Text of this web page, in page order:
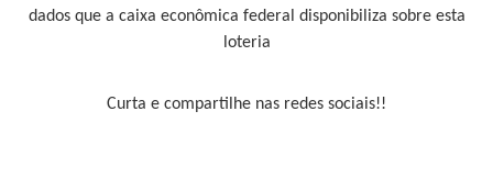
dados que a caixa econômica federal disponibiliza sobre esta
loteria
Curta e compartilhe nas redes sociais!!